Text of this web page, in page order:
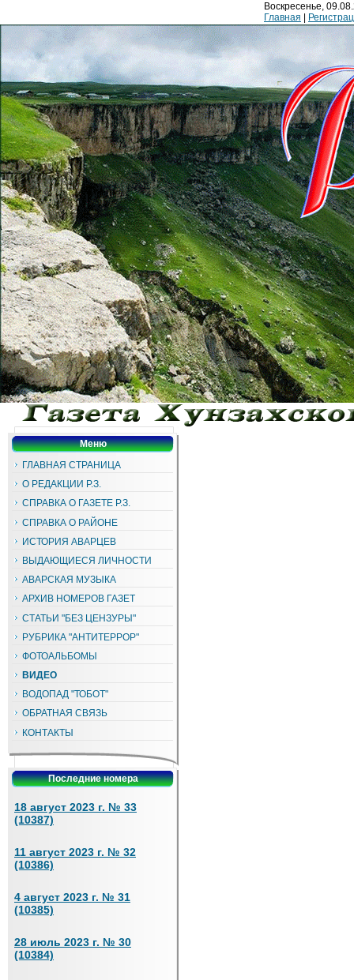
Воскресенье,
Главная
Меню
ГЛАВНАЯ СТРАНИЦА
О РЕДАКЦИИ Р.З.
СПРАВКА О ГАЗЕТЕ Р.З.
СПРАВКА О РАЙОНЕ
ИСТОРИЯ АВАРЦЕВ
ВЫДАЮЩИЕСЯ ЛИЧНОСТИ
АВАРСКАЯ МУЗЫКА
АРХИВ НОМЕРОВ ГАЗЕТ
СТАТЬИ "БЕЗ ЦЕНЗУРЫ"
РУБРИКА "АНТИТЕРРОР"
ФОТОАЛЬБОМЫ
ВИДЕО
ВОДОПАД "ТОБОТ"
ОБРАТНАЯ СВЯЗЬ
КОНТАКТЫ
Последние номера
18 август 2023 г. № 33
(10387)
11 август 2023 г. № 32
(10386)
4 август 2023 г. № 31
(10385)
28 июль 2023 г. № 30
(10384)